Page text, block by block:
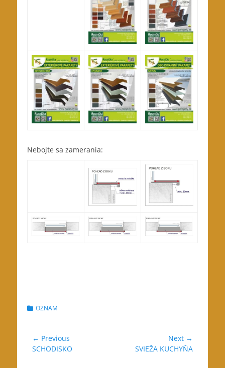
Nebojte sa zamerania:
Categories
OZNAM
Navigácia
v
← Previous
Previous
SCHODISKO
Next →
SVIEŽA KUCHYŇA